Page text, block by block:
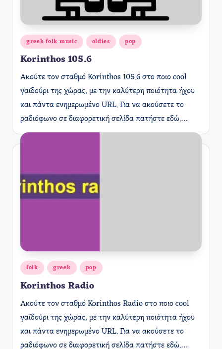
Αναρτήθηκε
σε
greek folk music oldies pop
Korinthos 105.6
Ακούτε τον σταθμό Korinthos 105.6 στο ποιο cool
γαϊδούρι της χώρας, με την καλύτερη ποιότητα ήχου
και πάντα ενημερωμένο URL. Για να ακούσετε το
ραδιόφωνο σε διαφορετική σελίδα πατήστε εδώ.…
Αναρτήθηκε
folk greek pop
Korinthos Radio
Ακούτε τον σταθμό Korinthos Radio στο ποιο cool
γαϊδούρι της χώρας, με την καλύτερη ποιότητα ήχου
και πάντα ενημερωμένο URL. Για να ακούσετε το
ραδιόφωνο σε διαφορετική σελίδα πατήστε εδώ.…